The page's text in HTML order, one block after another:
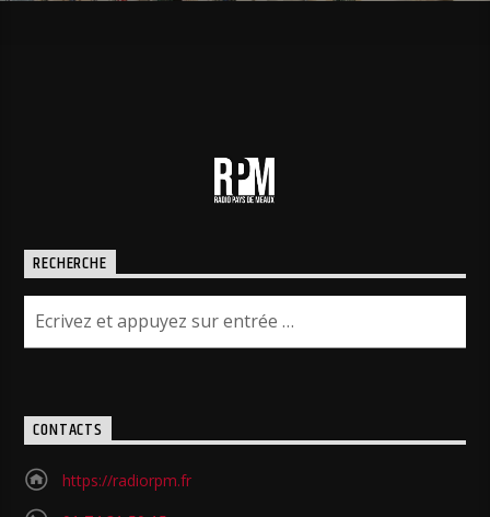
RECHERCHE
CONTACTS
https://radiorpm.fr